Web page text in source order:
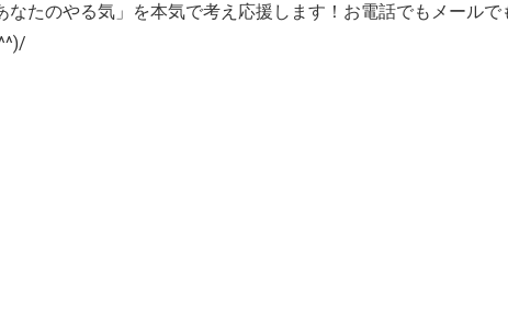
たのやる気」を本気で考え応援します！お電話でもメールで